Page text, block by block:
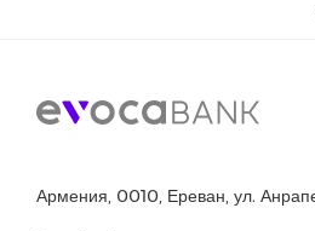
Армения, 0010, Ереван, ул.